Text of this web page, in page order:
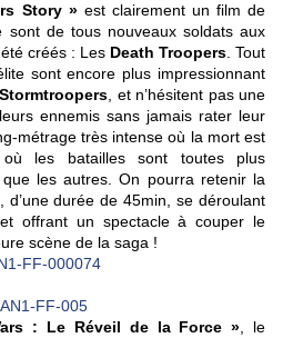
Story »est clairement un film de
sont de tous nouveaux soldats aux
créés : Les Death Troopers . Tout
sont encore plus impressionnant
Stormtroopers , et n’hésitent pas une
ennemis sans jamais rater leur
métrage très intense où la mort est
les batailles sont toutes plus
les autres. On pourra retenir la
d’une durée de 45min, se déroulant
offrant un spectacle à couper le
scène de la saga !
: Le Réveil de la Force » , le